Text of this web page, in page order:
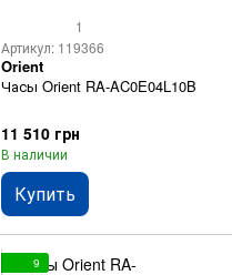
1
Артикул: 119366
Orient
Часы Orient RA-AC0E04L10B
11 510 грн
В наличии
Купить
9